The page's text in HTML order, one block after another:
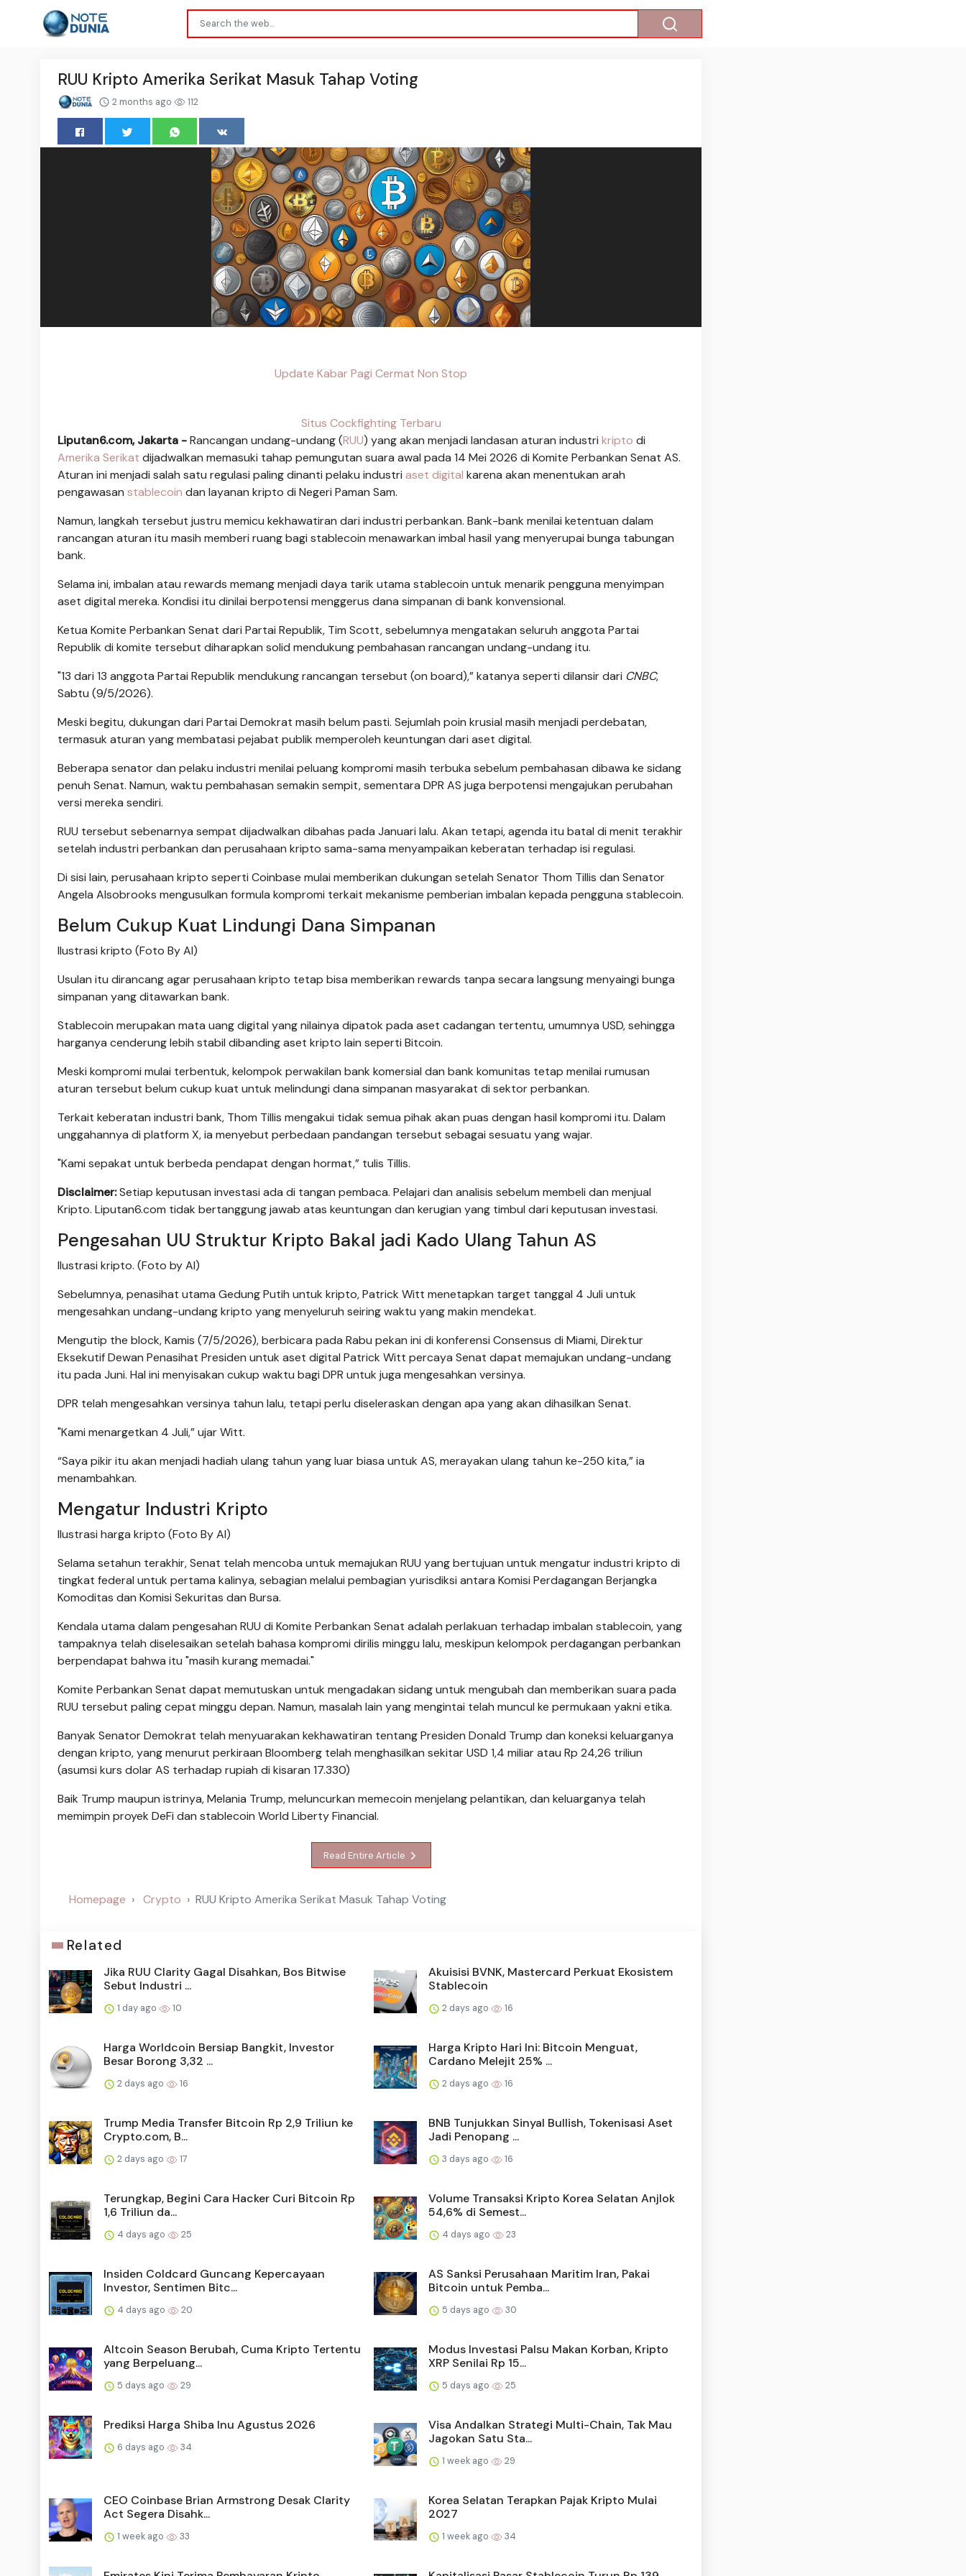
RUU Kripto Amerika Serikat Masuk Tahap Voting
2 months ago 112
Update Kabar Pagi Cermat Non Stop
Situs Cockfighting Terbaru
Liputan6.com, Jakarta -Rancangan undang-undang (RUU) yang akan menjadi landasan aturan industri kripto di
Amerika Serikat dijadwalkan memasuki tahap pemungutan suara awal pada 14 Mei 2026 di Komite Perbankan Senat AS.
Aturan ini menjadi salah satu regulasi paling dinanti pelaku industri aset digital karena akan menentukan arah
pengawasan stablecoin dan layanan kripto di Negeri Paman Sam.
Namun, langkah tersebut justru memicu kekhawatiran dari industri perbankan. Bank-bank menilai ketentuan dalam
rancangan aturan itu masih memberi ruang bagi stablecoin menawarkan imbal hasil yang menyerupai bunga tabungan
bank.
Selama ini, imbalan atau rewards memang menjadi daya tarik utama stablecoin untuk menarik pengguna menyimpan
aset digital mereka. Kondisi itu dinilai berpotensi menggerus dana simpanan di bank konvensional.
Ketua Komite Perbankan Senat dari Partai Republik, Tim Scott, sebelumnya mengatakan seluruh anggota Partai
Republik di komite tersebut diharapkan solid mendukung pembahasan rancangan undang-undang itu.
"13 dari 13 anggota Partai Republik mendukung rancangan tersebut (on board),” katanya seperti dilansir dari CNBC,
Sabtu (9/5/2026).
Meski begitu, dukungan dari Partai Demokrat masih belum pasti. Sejumlah poin krusial masih menjadi perdebatan,
termasuk aturan yang membatasi pejabat publik memperoleh keuntungan dari aset digital.
Beberapa senator dan pelaku industri menilai peluang kompromi masih terbuka sebelum pembahasan dibawa ke sidang
penuh Senat. Namun, waktu pembahasan semakin sempit, sementara DPR AS juga berpotensi mengajukan perubahan
versi mereka sendiri.
RUU tersebut sebenarnya sempat dijadwalkan dibahas pada Januari lalu. Akan tetapi, agenda itu batal di menit terakhir
setelah industri perbankan dan perusahaan kripto sama-sama menyampaikan keberatan terhadap isi regulasi.
Di sisi lain, perusahaan kripto seperti Coinbase mulai memberikan dukungan setelah Senator Thom Tillis dan Senator
Angela Alsobrooks mengusulkan formula kompromi terkait mekanisme pemberian imbalan kepada pengguna stablecoin.
Belum Cukup Kuat Lindungi Dana Simpanan
Ilustrasi kripto (Foto By AI)
Usulan itu dirancang agar perusahaan kripto tetap bisa memberikan rewards tanpa secara langsung menyaingi bunga
simpanan yang ditawarkan bank.
Stablecoin merupakan mata uang digital yang nilainya dipatok pada aset cadangan tertentu, umumnya USD, sehingga
harganya cenderung lebih stabil dibanding aset kripto lain seperti Bitcoin.
Meski kompromi mulai terbentuk, kelompok perwakilan bank komersial dan bank komunitas tetap menilai rumusan
aturan tersebut belum cukup kuat untuk melindungi dana simpanan masyarakat di sektor perbankan.
Terkait keberatan industri bank, Thom Tillis mengakui tidak semua pihak akan puas dengan hasil kompromi itu. Dalam
unggahannya di platform X, ia menyebut perbedaan pandangan tersebut sebagai sesuatu yang wajar.
"Kami sepakat untuk berbeda pendapat dengan hormat,” tulis Tillis.
Disclaimer:Setiap keputusan investasi ada di tangan pembaca. Pelajari dan analisis sebelum membeli dan menjual
Kripto. Liputan6.com tidak bertanggung jawab atas keuntungan dan kerugian yang timbul dari keputusan investasi.
Pengesahan UU Struktur Kripto Bakal jadi Kado Ulang Tahun AS
Ilustrasi kripto. (Foto by AI)
Sebelumnya, penasihat utama Gedung Putih untuk kripto, Patrick Witt menetapkan target tanggal 4 Juli untuk
mengesahkan undang-undang kripto yang menyeluruh seiring waktu yang makin mendekat.
Mengutip the block, Kamis (7/5/2026), berbicara pada Rabu pekan ini di konferensi Consensus di Miami, Direktur
Eksekutif Dewan Penasihat Presiden untuk aset digital Patrick Witt percaya Senat dapat memajukan undang-undang
itu pada Juni. Hal ini menyisakan cukup waktu bagi DPR untuk juga mengesahkan versinya.
DPR telah mengesahkan versinya tahun lalu, tetapi perlu diseleraskan dengan apa yang akan dihasilkan Senat.
"Kami menargetkan 4 Juli,” ujar Witt.
“Saya pikir itu akan menjadi hadiah ulang tahun yang luar biasa untuk AS, merayakan ulang tahun ke-250 kita,” ia
menambahkan.
Mengatur Industri Kripto
Ilustrasi harga kripto (Foto By AI)
Selama setahun terakhir, Senat telah mencoba untuk memajukan RUU yang bertujuan untuk mengatur industri kripto di
tingkat federal untuk pertama kalinya, sebagian melalui pembagian yurisdiksi antara Komisi Perdagangan Berjangka
Komoditas dan Komisi Sekuritas dan Bursa.
Kendala utama dalam pengesahan RUU di Komite Perbankan Senat adalah perlakuan terhadap imbalan stablecoin, yang
tampaknya telah diselesaikan setelah bahasa kompromi dirilis minggu lalu, meskipun kelompok perdagangan perbankan
berpendapat bahwa itu "masih kurang memadai."
Komite Perbankan Senat dapat memutuskan untuk mengadakan sidang untuk mengubah dan memberikan suara pada
RUU tersebut paling cepat minggu depan. Namun, masalah lain yang mengintai telah muncul ke permukaan yakni etika.
Banyak Senator Demokrat telah menyuarakan kekhawatiran tentang Presiden Donald Trump dan koneksi keluarganya
dengan kripto, yang menurut perkiraan Bloomberg telah menghasilkan sekitar USD 1,4 miliar atau Rp 24,26 triliun
(asumsi kurs dolar AS terhadap rupiah di kisaran 17.330)
Baik Trump maupun istrinya, Melania Trump, meluncurkan memecoin menjelang pelantikan, dan keluarganya telah
memimpin proyek DeFi dan stablecoin World Liberty Financial.
Read Entire Article
Homepage Crypto RUU Kripto Amerika Serikat Masuk Tahap Voting
Related
Jika RUU Clarity Gagal Disahkan, Bos Bitwise
Sebut Industri ...
1 day ago 10
Akuisisi BVNK, Mastercard Perkuat Ekosistem
Stablecoin
2 days ago 16
Harga Worldcoin Bersiap Bangkit, Investor
Besar Borong 3,32 ...
2 days ago 16
Harga Kripto Hari Ini: Bitcoin Menguat,
Cardano Melejit 25% ...
2 days ago 16
Trump Media Transfer Bitcoin Rp 2,9 Triliun ke
Crypto.com, B...
2 days ago 17
BNB Tunjukkan Sinyal Bullish, Tokenisasi Aset
Jadi Penopang ...
3 days ago 16
Terungkap, Begini Cara Hacker Curi Bitcoin Rp
1,6 Triliun da...
4 days ago 25
Volume Transaksi Kripto Korea Selatan Anjlok
54,6% di Semest...
4 days ago 23
Insiden Coldcard Guncang Kepercayaan
Investor, Sentimen Bitc...
4 days ago 20
AS Sanksi Perusahaan Maritim Iran, Pakai
Bitcoin untuk Pemba...
5 days ago 30
Altcoin Season Berubah, Cuma Kripto Tertentu
yang Berpeluang...
5 days ago 29
Modus Investasi Palsu Makan Korban, Kripto
XRP Senilai Rp 15...
5 days ago 25
Prediksi Harga Shiba Inu Agustus 2026
6 days ago 34
Visa Andalkan Strategi Multi-Chain, Tak Mau
Jagokan Satu Sta...
1 week ago 29
CEO Coinbase Brian Armstrong Desak Clarity
Act Segera Disahk...
1 week ago 33
Korea Selatan Terapkan Pajak Kripto Mulai
2027
1 week ago 34